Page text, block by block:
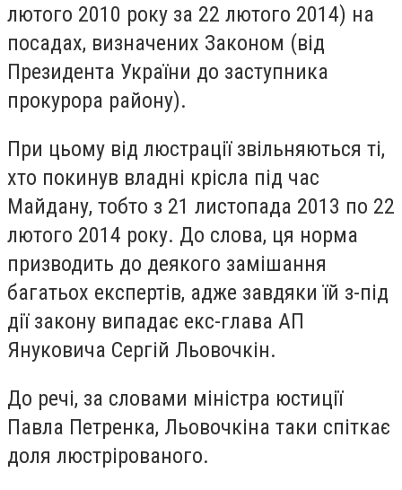
лютого 2010 року за 22 лютого 2014) на
посадах, визначених Законом (від
Президента України до заступника
прокурора району).
При цьому від люстрації звільняються ті,
хто покинув владні крісла під час
Майдану, тобто з 21 листопада 2013 по 22
лютого 2014 року. До слова, ця норма
призводить до деякого замішання
багатьох експертів, адже завдяки їй з-під
дії закону випадає екс-глава АП
Януковича Сергій Льовочкін.
До речі, за словами міністра юстиції
Павла Петренка, Льовочкіна таки спіткає
доля люстрірованого.